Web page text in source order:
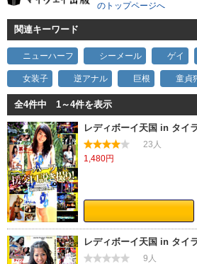
のトップページへ
関連キーワード
ニューハーフ シーメール ゲイ
女装子 逆アナル 巨根 童貞
全4件中 1～4件を表示
レディボーイ天国 in タイ
23人
1,480円
レディボーイ天国 in タイ
9人